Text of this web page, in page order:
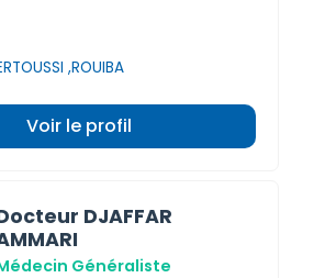
,ROUIBA
Voir le profil
DJAFFAR
Généraliste